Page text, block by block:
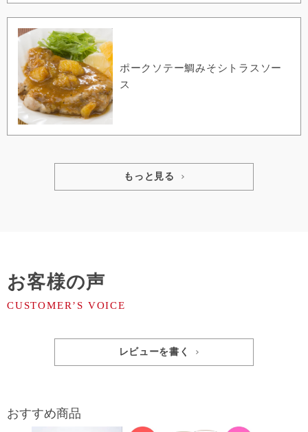
ポークソテー鯛みそシトラスソー
ス
もっと見る
お客様の声
レビューを書く
おすすめ商品